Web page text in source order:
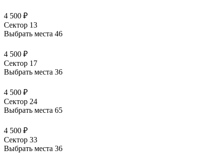
4 500 ₽
Сектор 13
Выбрать места 46
4 500 ₽
Сектор 17
Выбрать места 36
4 500 ₽
Сектор 24
Выбрать места 65
4 500 ₽
Сектор 33
Выбрать места 36